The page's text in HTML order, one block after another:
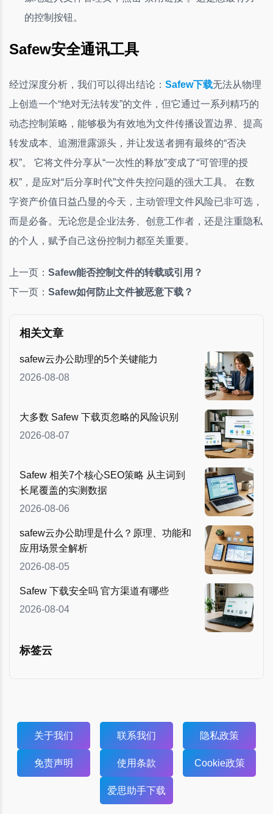
的控制按钮。
Safew安全通讯工具
经过深度分析，我们可以得出结论： Safew下载无法从物理
上创造一个“绝对无法转发”的文件，但它通过一系列精巧的
动态控制策略，能够极为有效地为文件传播设置边界、提高
转发成本、追溯泄露源头，并让发送者拥有最终的“否决
权”。 它将文件分享从“一次性的释放”变成了“可管理的授
权”，是应对“后分享时代”文件失控问题的强大工具。 在数
字资产价值日益凸显的今天，主动管理文件风险已非可选，
而是必备。无论您是企业法务、创意工作者，还是注重隐私
的个人，赋予自己这份控制力都至关重要。
上一页： Safew能否控制文件的转载或引用？
下一页： Safew如何防止文件被恶意下载？
相关文章
safew云办公助理的5个关键能力
2026-08-08
大多数 Safew 下载页忽略的风险识别
2026-08-07
Safew 相关7个核心SEO策略 从主词到
长尾覆盖的实测数据
2026-08-06
safew云办公助理是什么？原理、功能和
应用场景全解析
2026-08-05
Safew 下载安全吗 官方渠道有哪些
2026-08-04
标签云
关于我们 联系我们 隐私政策
免责声明 使用条款 Cookie政策
爱思助手下载